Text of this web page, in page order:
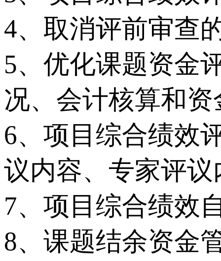
4、取消评前审查
5、优化课题资金
况、会计核算和
6、项目综合绩效
议内容、专家评议
7、项目综合绩效
8、课题结余资金